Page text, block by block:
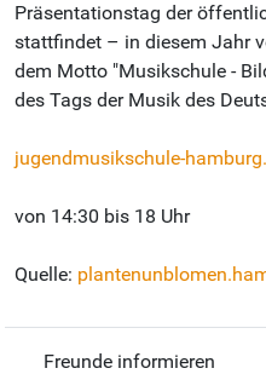
Präsentationstag der
stattfindet – in diesem Jahr
dem Motto "Musikschule -
des Tags der Musik des
jugendmusikschule-
von 14:30 bis 18 Uhr
Quelle:
Freunde informieren